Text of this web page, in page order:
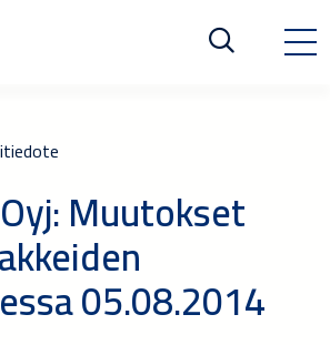
Muutokset
05.08.2014